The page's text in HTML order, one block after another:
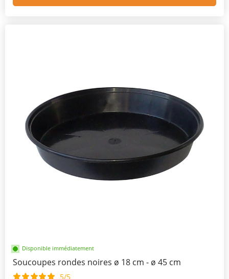
Disponible immédiatement
Soucoupes rondes noires ø 18 cm - ø 45 cm
5/5